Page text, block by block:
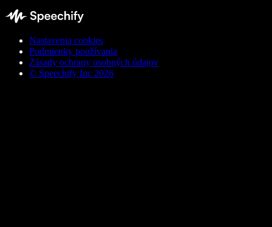
Nastavenia cookies
Podmienky používania
Zásady ochrany osobných údajov
© Speechify Inc 2026